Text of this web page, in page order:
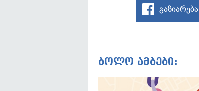
გაზიარება
ბოლო ამბები: